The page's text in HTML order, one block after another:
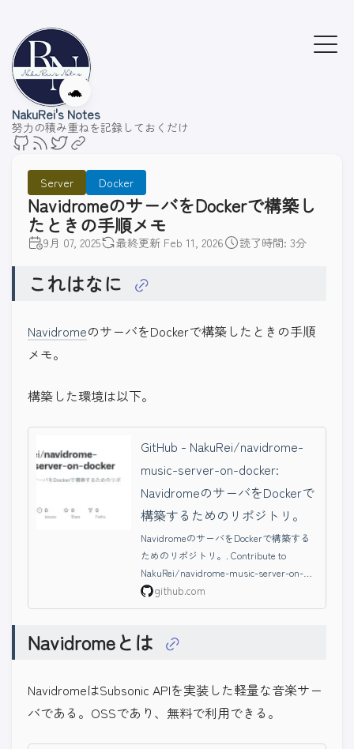
🐢
NakuRei's Notes
努力の積み重ねを記録しておくだけ
Server Docker
NavidromeのサーバをDockerで構築し
たときの手順メモ
9月 07, 2025 最終更新 Feb 11, 2026 読了時間: 3分
これはなに
NavidromeのサーバをDockerで構築したときの手順
メモ。
構築した環境は以下。
GitHub - NakuRei/navidrome-
music-server-on-docker:
NavidromeのサーバをDockerで
構築するためのリポジトリ。
NavidromeのサーバをDockerで構築する
ためのリポジトリ。. Contribute to
NakuRei/navidrome-music-server-on-
docker development by creating an
account on GitHub.
github.com
Navidromeとは
NavidromeはSubsonic APIを実装した軽量な音楽サー
バである。OSSであり、無料で利用できる。